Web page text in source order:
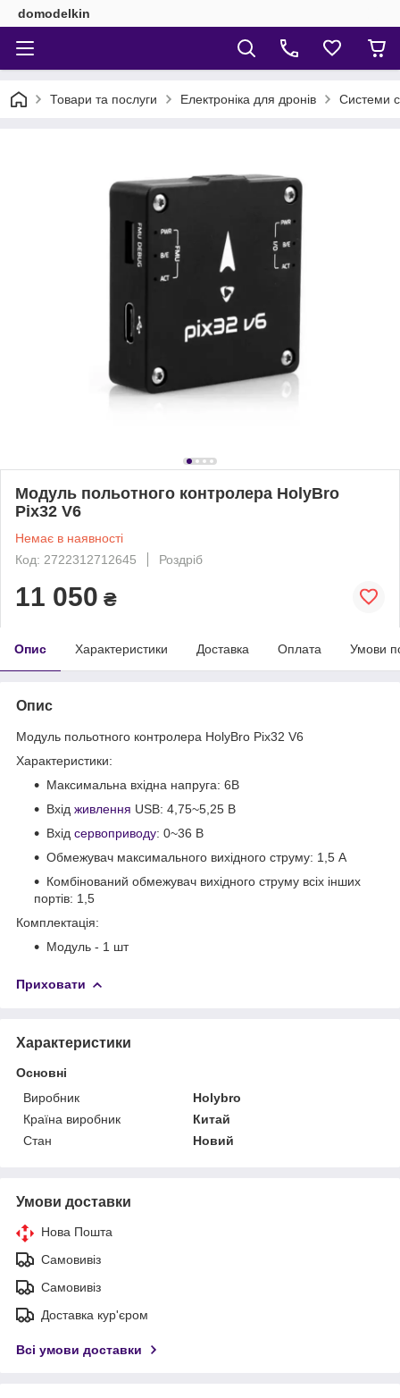
domodelkin
Товари та послуги Електроніка для дронів Системи
Модуль польотного контролера HolyBro
Pix32 V6
Немає в наявності
Код: 2722312712645
Роздріб
11 050 ₴
Опис Характеристики Доставка Оплата Умови
Опис
Модуль польотного контролера HolyBro Pix32 V6
Характеристики:
Максимальна вхідна напруга: 6В
Вхід живлення USB: 4,75~5,25 В
Вхід сервоприводу: 0~36 В
Обмежувач максимального вихідного струму: 1,5 А
Комбінований обмежувач вихідного струму всіх інших
портів: 1,5
Комплектація:
Модуль - 1 шт
Приховати
Характеристики
Основні
Виробник
Holybro
Країна виробник
Китай
Стан
Новий
Умови доставки
Нова Пошта
Самовивіз
Самовивіз
Доставка кур'єром
Всі умови доставки